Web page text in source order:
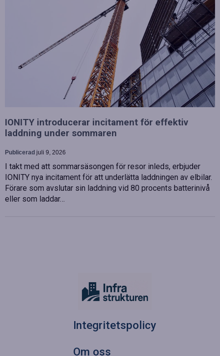
IONITY introducerar incitament för effektiv
laddning under sommaren
Publicerad juli 9, 2026
I takt med att sommarsäsongen för resor inleds, erbjuder
IONITY nya incitament för att underlätta laddningen av elbilar.
Förare som avslutar sin laddning vid 80 procents batterinivå
eller som laddar…
Integritetspolicy
Om oss